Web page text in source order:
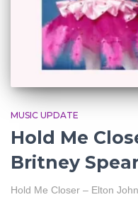
MUSIC UPDATE
Hold Me
Britney
Hold Me Closer – Elton